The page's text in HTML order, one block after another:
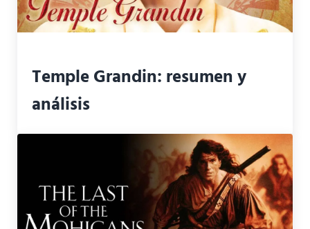
Temple Grandin: resumen y
análisis